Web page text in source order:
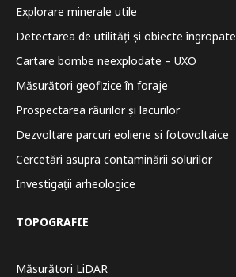
Explorare minerale utile
Detectarea de utilități și obiecte îngropate
Cartare bombe neexplodate – UXO
Măsurători geofizice în foraje
Prospectarea râurilor și lacurilor
Dezvoltare parcuri eoliene si fotovoltaice
Cercetări asupra contaminării solurilor
Investigații arheologice
TOPOGRAFIE
Măsurători LiDAR